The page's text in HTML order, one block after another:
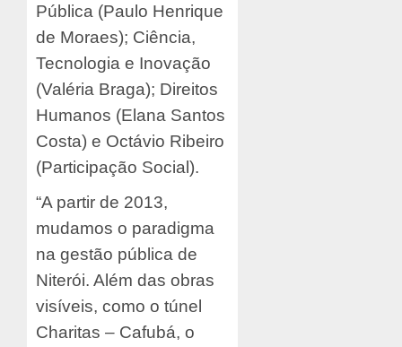
Pública (Paulo Henrique
de Moraes); Ciência,
Tecnologia e Inovação
(Valéria Braga); Direitos
Humanos (Elana Santos
Costa) e Octávio Ribeiro
(Participação Social).
“A partir de 2013,
mudamos o paradigma
na gestão pública de
Niterói. Além das obras
visíveis, como o túnel
Charitas – Cafubá, o